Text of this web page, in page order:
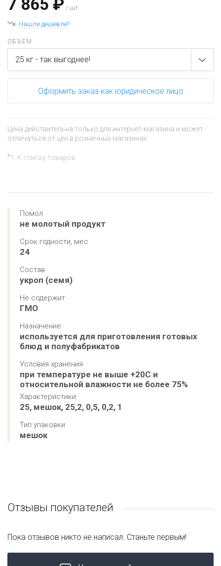
7 865 ₽ / шт
Нашли дешевле?
ОБЪЁМ
25 кг - так выгоднее!
Оформить заказ как юридическое лицо
Цена действительна только для интернет-магазина и может
отличаться от цен в розничных магазинах.
К списку товаров
Помол
не молотый продукт
Срок годности, мес
24
Состав
укроп (семя)
Не содержит
ГМО
Назначение
используется для приготовления готовых
блюд и полуфабрикатов
Условия хранения
при температуре не выше +20С и
относительной влажности не более 75%
Характеристики
25, мешок, 25,2, 0,5, 0,2, 1
Тип упаковки
мешок
Отзывы покупателей
Пока отзывов никто не написал. Станьте первым!